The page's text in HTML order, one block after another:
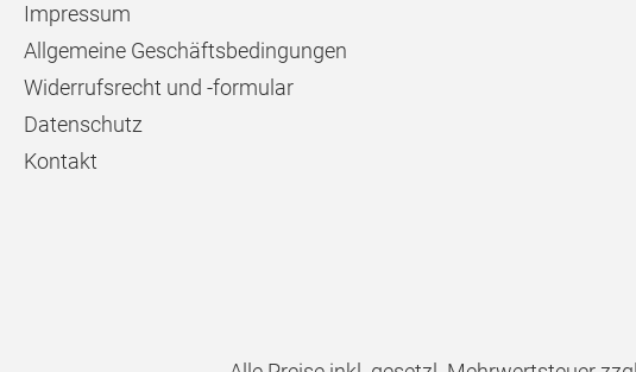
Impressum
Allgemeine Geschäftsbedingungen
Widerrufsrecht und -formular
Datenschutz
Kontakt